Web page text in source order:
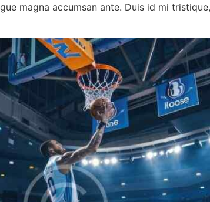
magna accumsan ante. Duis id mi